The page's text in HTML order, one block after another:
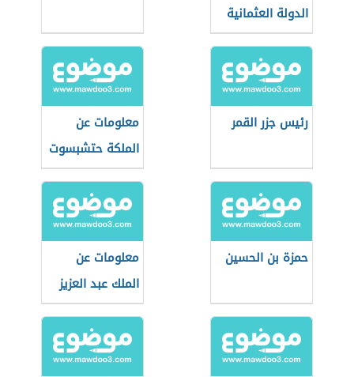
الدولة العثمانية
رئيس جزر القمر
معلومات عن
الملكة حتشبسوت
حمزة بن الحسين
معلومات عن
الملك عبد العزيز